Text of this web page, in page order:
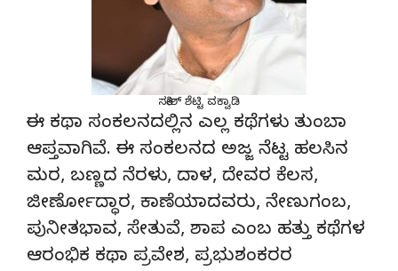
ಸತೀಶ್‌ ಶೆಟ್ಟಿ ವಕ್ವಾಡಿ
ಈ ಕಥಾ ಸಂಕಲನದಲ್ಲಿನ ಎಲ್ಲ ಕಥೆಗಳು ತುಂಬಾ
ಆಪ್ತವಾಗಿವೆ. ಈ ಸಂಕಲನದ ಅಜ್ಜ ನೆಟ್ಟ ಹಲಸಿನ
ಮರ, ಬಣ್ಣದ ನೆರಳು, ದಾಳ, ದೇವರ ಕೆಲಸ,
ಜೀರ್ಣೋದ್ಧಾರ, ಕಾಣೆಯಾದವರು, ನೇಣುಗಂಬ,
ಪುನೀತಭಾವ, ಸೇತುವೆ, ಶಾಪ ಎಂಬ ಹತ್ತು ಕಥೆಗಳ
ಆರಂಭಿಕ ಕಥಾ ಪ್ರವೇಶ, ಪ್ರಭುಶಂಕರರ